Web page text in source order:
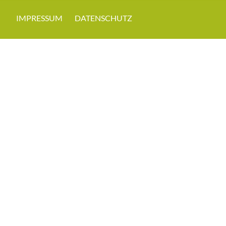
IMPRESSUM DATENSCHUTZ